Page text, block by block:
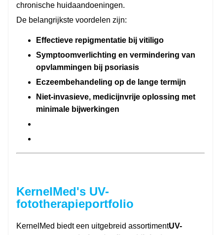
chronische huidaandoeningen.
De belangrijkste voordelen zijn:
Effectieve repigmentatie bij vitiligo
Symptoomverlichting en vermindering van
opvlammingen bij psoriasis
Eczeembehandeling op de lange termijn
Niet-invasieve, medicijnvrije oplossing met
minimale bijwerkingen
KernelMed's UV-
fototherapieportfolio
KernelMed biedt een uitgebreid assortimentUV-